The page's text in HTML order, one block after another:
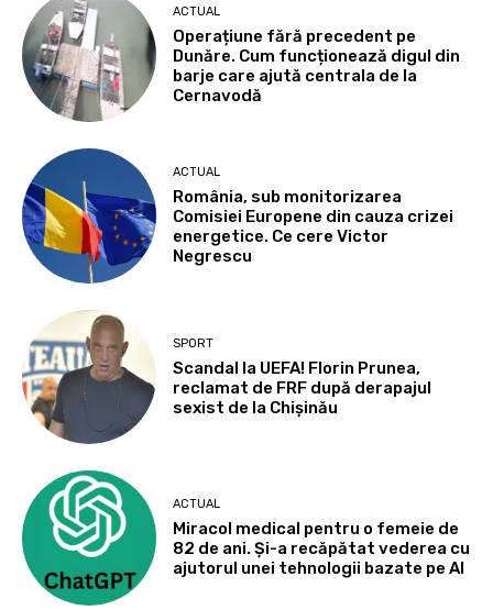
ACTUAL
Operațiune fără precedent pe
Dunăre. Cum funcționează digul din
barje care ajută centrala de la
Cernavodă
ACTUAL
România, sub monitorizarea
Comisiei Europene din cauza crizei
energetice. Ce cere Victor
Negrescu
SPORT
Scandal la UEFA! Florin Prunea,
reclamat de FRF după derapajul
sexist de la Chișinău
ACTUAL
Miracol medical pentru o femeie de
82 de ani. Și-a recăpătat vederea cu
ajutorul unei tehnologii bazate pe AI